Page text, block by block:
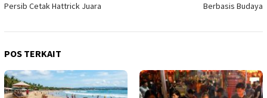
Persib Cetak Hattrick Juara
Berbasis Budaya
POS TERKAIT